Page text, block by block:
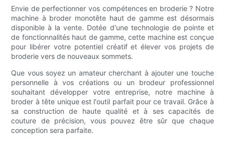
Envie de perfectionner vos compétences en broderie ? Notre
machine à broder monotête haut de gamme est désormais
disponible à la vente. Dotée d'une technologie de pointe et
de fonctionnalités haut de gamme, cette machine est conçue
pour libérer votre potentiel créatif et élever vos projets de
broderie vers de nouveaux sommets.
Que vous soyez un amateur cherchant à ajouter une touche
personnelle à vos créations ou un brodeur professionnel
souhaitant développer votre entreprise, notre machine à
broder à tête unique est l'outil parfait pour ce travail. Grâce à
sa construction de haute qualité et à ses capacités de
couture de précision, vous pouvez être sûr que chaque
conception sera parfaite.